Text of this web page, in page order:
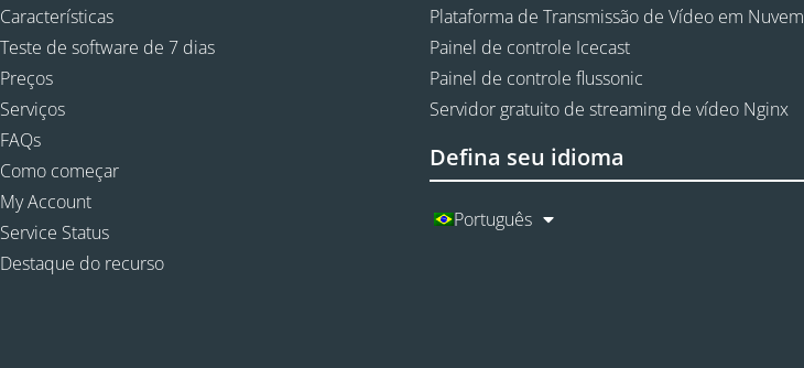
Características
Teste de software de 7 dias
Preços
Serviços
FAQs
Como começar
My Account
Service Status
Destaque do recurso
Plataforma de Transmissão de Vídeo em Nuvem
Painel de controle Icecast
Painel de controle flussonic
Servidor gratuito de streaming de vídeo Nginx
Defina seu idioma
Português